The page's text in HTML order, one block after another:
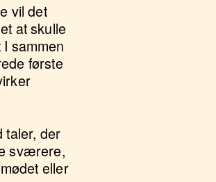
vil det
at skulle
sammen
første
taler, der
sværere,
eller